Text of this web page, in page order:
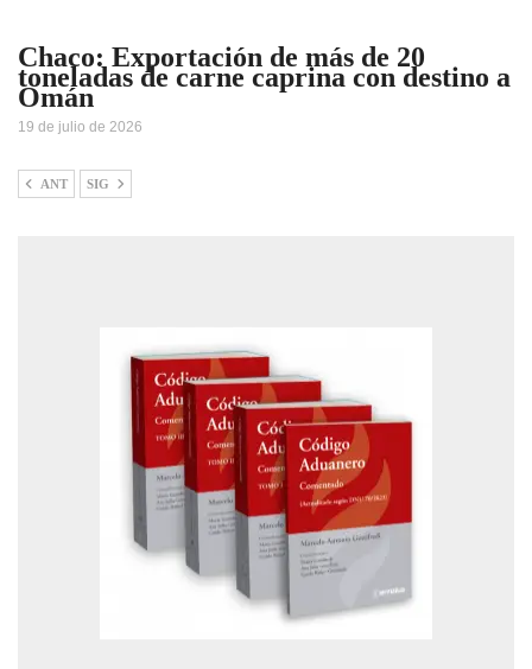
Chaco: Exportación de más de 20
toneladas de carne caprina con destino a
Omán
19 de julio de 2026
ANT SIG